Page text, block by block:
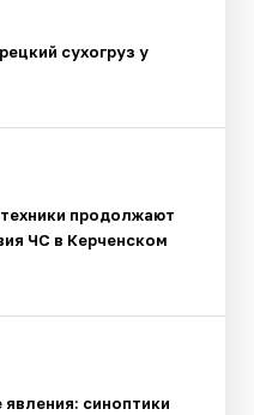
сухогруз у
продолжают
ЧС в Керченском
синоптики